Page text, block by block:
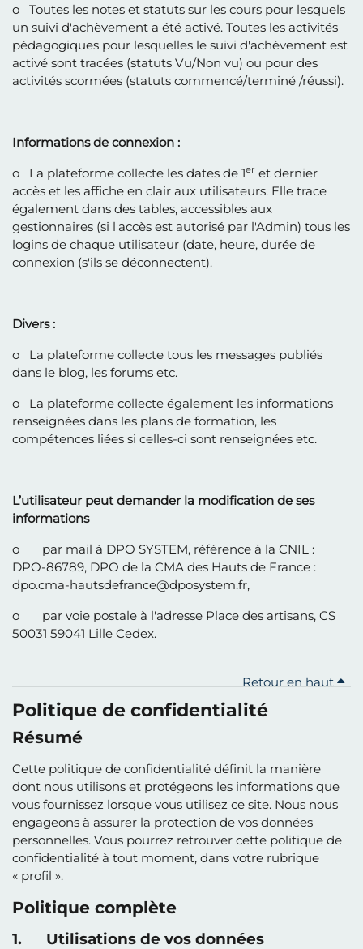
o Toutes les notes et statuts sur les cours pour lesquels
un suivi d'achèvement a été activé. Toutes les activités
pédagogiques pour lesquelles le suivi d'achèvement est
activé sont tracées (statuts Vu/Non vu) ou pour des
activités scormées (statuts commencé/terminé /réussi).
Informations de connexion :
o La plateforme collecte les dates de 1er et dernier
accès et les affiche en clair aux utilisateurs. Elle trace
également dans des tables, accessibles aux
gestionnaires (si l'accès est autorisé par l'Admin) tous les
logins de chaque utilisateur (date, heure, durée de
connexion (s'ils se déconnectent).
Divers :
o La plateforme collecte tous les messages publiés
dans le blog, les forums etc.
o La plateforme collecte également les informations
renseignées dans les plans de formation, les
compétences liées si celles-ci sont renseignées etc.
L’utilisateur peut demander la modification de ses
informations
o par mail à DPO SYSTEM, référence à la CNIL :
DPO-86789, DPO de la CMA des Hauts de France :
dpo.cma-hautsdefrance@dposystem.fr,
o par voie postale à l'adresse Place des artisans, CS
50031 59041 Lille Cedex.
Retour en haut
Politique de confidentialité
Résumé
Cette politique de confidentialité définit la manière
dont nous utilisons et protégeons les informations que
vous fournissez lorsque vous utilisez ce site. Nous nous
engageons à assurer la protection de vos données
personnelles. Vous pourrez retrouver cette politique de
confidentialité à tout moment, dans votre rubrique
« profil ».
Politique complète
1. Utilisations de vos données